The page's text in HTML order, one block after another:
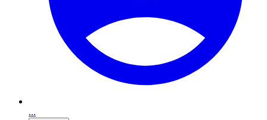
...